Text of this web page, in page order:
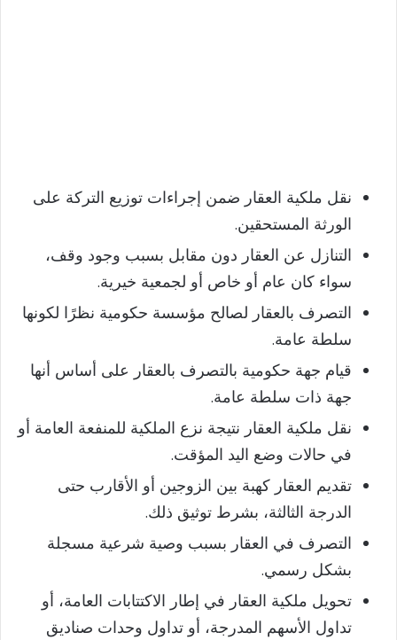
نقل ملكية العقار ضمن إجراءات توزيع التركة على
الورثة المستحقين.
التنازل عن العقار دون مقابل بسبب وجود وقف،
سواء كان عام أو خاص أو لجمعية خيرية.
التصرف بالعقار لصالح مؤسسة حكومية نظرًا لكونها
سلطة عامة.
قيام جهة حكومية بالتصرف بالعقار على أساس أنها
جهة ذات سلطة عامة.
نقل ملكية العقار نتيجة نزع الملكية للمنفعة العامة أو
في حالات وضع اليد المؤقت.
تقديم العقار كهبة بين الزوجين أو الأقارب حتى
الدرجة الثالثة، بشرط توثيق ذلك.
التصرف في العقار بسبب وصية شرعية مسجلة
بشكل رسمي.
تحويل ملكية العقار في إطار الاكتتابات العامة، أو
تداول الأسهم المدرجة، أو تداول وحدات صناديق